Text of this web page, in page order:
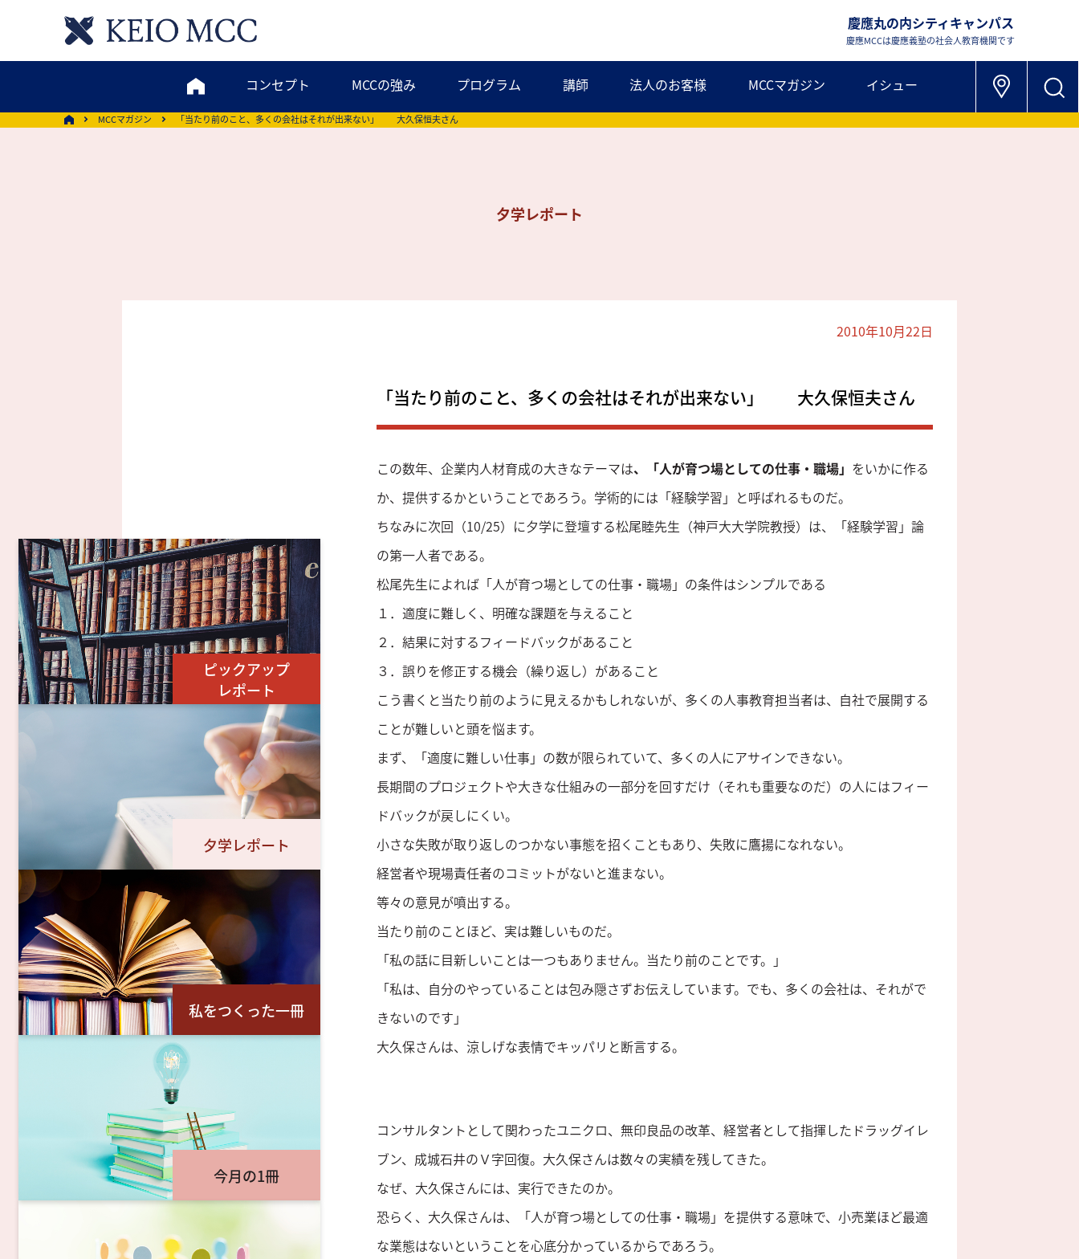
慶應丸の内シティキャンパス
慶應MCCは慶應義塾の社会人教育機関です
コンセプト MCCの強み プログラム 講師 法人のお客様 MCCマガジン イシュー
MCCマガジン 「当たり前のこと、多くの会社はそれが出来ない」 大久保恒夫さん
夕学レポート
2010年10月22日
「当たり前のこと、多くの会社はそれが出来ない」 大久保恒夫さん
この数年、企業内人材育成の大きなテーマは、「人が育つ場としての仕事・職場」 をいかに作る
か、提供するかということであろう。学術的には「経験学習」と呼ばれるものだ。
ちなみに次回（10/25）に夕学に登壇する松尾睦先生（神戸大大学院教授）は、「経験学習」論
の第一人者である。
松尾先生によれば「人が育つ場としての仕事・職場」の条件はシンプルである
１．適度に難しく、明確な課題を与えること
２．結果に対するフィードバックがあること
３．誤りを修正する機会（繰り返し）があること
こう書くと当たり前のように見えるかもしれないが、多くの人事教育担当者は、自社で展開する
ことが難しいと頭を悩ます。
まず、「適度に難しい仕事」の数が限られていて、多くの人にアサインできない。
長期間のプロジェクトや大きな仕組みの一部分を回すだけ（それも重要なのだ）の人にはフィー
ドバックが戻しにくい。
小さな失敗が取り返しのつかない事態を招くこともあり、失敗に鷹揚になれない。
経営者や現場責任者のコミットがないと進まない。
等々の意見が噴出する。
当たり前のことほど、実は難しいものだ。
「私の話に目新しいことは一つもありません。当たり前のことです。」
「私は、自分のやっていることは包み隠さずお伝えしています。でも、多くの会社は、それがで
きないのです」
大久保さんは、涼しげな表情でキッパリと断言する。
コンサルタントとして関わったユニクロ、無印良品の改革、経営者として指揮したドラッグイレ
ブン、成城石井のＶ字回復。大久保さんは数々の実績を残してきた。
なぜ、大久保さんには、実行できたのか。
恐らく、大久保さんは、「人が育つ場としての仕事・職場」を提供する意味で、小売業ほど最適
な業態はないということを心底分かっているからであろう。
ピックアップ
レポート
夕学レポート
私をつくった一冊
今月の1冊